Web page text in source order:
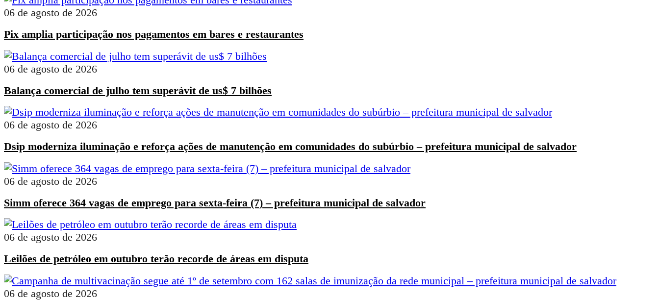
06 de agosto de 2026
Pix amplia participação nos pagamentos em bares e restaurantes
06 de agosto de 2026
Balança comercial de julho tem superávit de us$ 7 bilhões
06 de agosto de 2026
Dsip moderniza iluminação e reforça ações de manutenção em comunidades do subúrbio – prefeitura municipal de salvador
06 de agosto de 2026
Simm oferece 364 vagas de emprego para sexta-feira (7) – prefeitura municipal de salvador
06 de agosto de 2026
Leilões de petróleo em outubro terão recorde de áreas em disputa
06 de agosto de 2026